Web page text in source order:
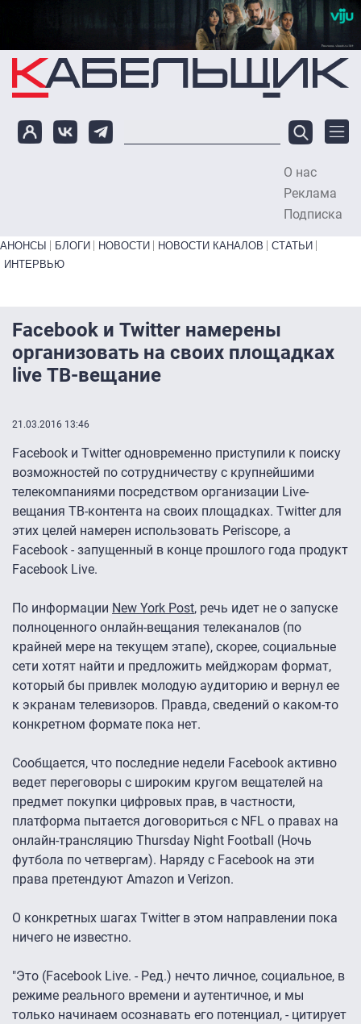
Перейти к основному содержанию
О нас
Реклама
Подписка
Primary links bottom
АНОНСЫ БЛОГИ НОВОСТИ НОВОСТИ КАНАЛОВ
СТАТЬИ
ИНТЕРВЬЮ
Facebook и Twitter намерены
организовать на своих площадках
live ТВ-вещание
21.03.2016 13:46
Facebook и Twitter одновременно приступили к поиску
возможностей по сотрудничеству с крупнейшими
телекомпаниями посредством организации Live-
вещания ТВ-контента на своих площадках. Twitter для
этих целей намерен использовать Periscope, а
Facebook - запущенный в конце прошлого года продукт
Facebook Live.
По информации New York Post, речь идет не о запуске
полноценного онлайн-вещания телеканалов (по
крайней мере на текущем этапе), скорее, социальные
сети хотят найти и предложить мейджорам формат,
который бы привлек молодую аудиторию и вернул ее
к экранам телевизоров. Правда, сведений о каком-то
конкретном формате пока нет.
Сообщается, что последние недели Facebook активно
ведет переговоры с широким кругом вещателей на
предмет покупки цифровых прав, в частности,
платформа пытается договориться с NFL о правах на
онлайн-трансляцию Thursday Night Football (Ночь
футбола по четвергам). Наряду с Facebook на эти
права претендуют Amazon и Verizon.
О конкретных шагах Twitter в этом направлении пока
ничего не известно.
"Это (Facebook Live. - Ред.) нечто личное, социальное, в
режиме реального времени и аутентичное, и мы
только начинаем осознавать его потенциал, - цитирует